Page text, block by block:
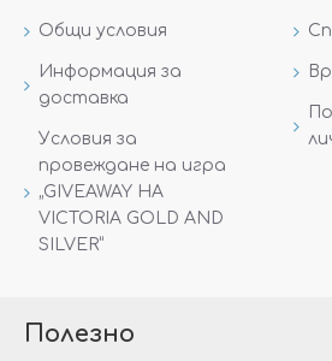
Общи условия
Информация за
доставка
Условия за
провеждане на игра
„GIVEAWAY НА
VICTORIA GOLD AND
SILVER“
Полезно